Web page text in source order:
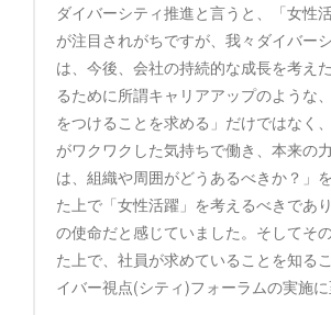
ダイバーシティ推進と言うと、「女性
が注目されがちですが、我々ダイバー
は、今後、会社の持続的な成長を考え
るために所謂キャリアアップのような
をつけることを求める」だけではなく
がワクワクした気持ちで働き、本来の
は、組織や周囲がどうあるべきか？」
た上で「女性活躍」を考えるべきであ
の使命だと感じていました。そしてそ
た上で、社員が求めていることを知る
イバー視点(シティ)フォーラムの実施に